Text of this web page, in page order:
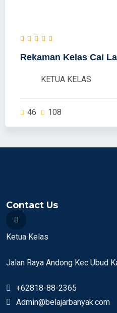
Rekaman Kelas Cai
KETUA KELAS
46 108
Contact Us
Ketua Kelas
Jalan Raya Andong Kec Ubud
+62818-88-2365
Admin@belajarbanyak.com